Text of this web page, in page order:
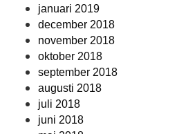
januari 2019
december 2018
november 2018
oktober 2018
september 2018
augusti 2018
juli 2018
juni 2018